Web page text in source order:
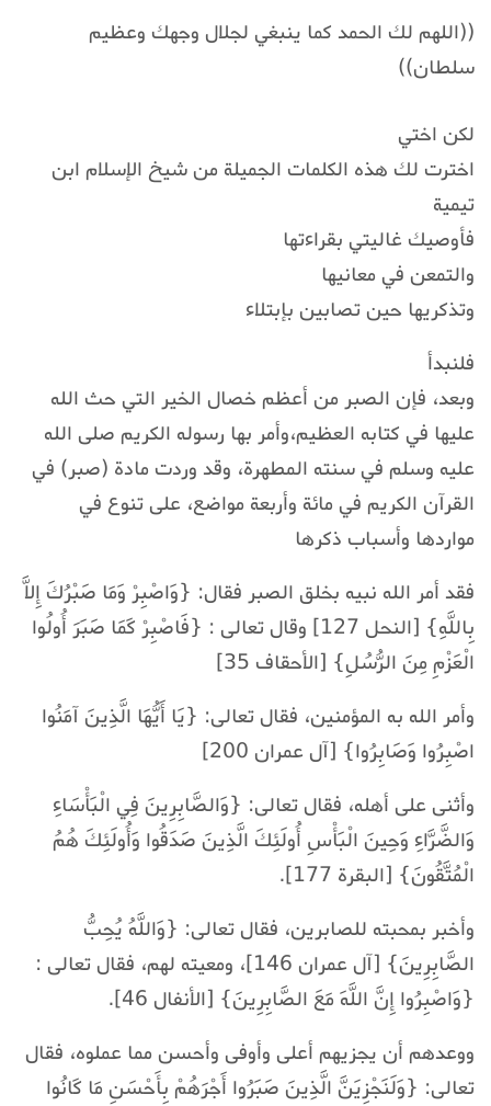
((اللهم لك الحمد كما ينبغي لجلال وجهك وعظيم
سلطان))
لكن اختي
اخترت لك هذه الكلمات الجميلة من شيخ الإسلام ابن
تيمية
فأوصيك غاليتي بقراءتها
والتمعن في معانيها
وتذكريها حين تصابين بإبتلاء
فلنبدأ
وبعد، فإن الصبر من أعظم خصال الخير التي حث الله
عليها في كتابه العظيم،وأمر بها رسوله الكريم صلى الله
عليه وسلم في سنته المطهرة، وقد وردت مادة (صبر) في
القرآن الكريم في مائة وأربعة مواضع، على تنوع في
مواردها وأسباب ذكرها
فقد أمر الله نبيه بخلق الصبر فقال: {وَاصْبِرْ وَمَا صَبْرُكَ إِلاَّ
بِاللَّهِ} [النحل 127] وقال تعالى : {فَاصْبِرْ كَمَا صَبَرَ أُولُوا
الْعَزْمِ مِنَ الرُّسُلِ} [الأحقاف 35]
وأمر الله به المؤمنين، فقال تعالى: {يَا أَيُّهَا الَّذِينَ آمَنُوا
اصْبِرُوا وَصَابِرُوا} [آل عمران 200]
وأثنى على أهله، فقال تعالى: {وَالصَّابِرِينَ فِي الْبَأْسَاءِ
وَالضَّرَّاءِ وَحِينَ الْبَأْسِ أُولَئِكَ الَّذِينَ صَدَقُوا وَأُولَئِكَ هُمُ
الْمُتَّقُونَ} [البقرة 177].
وأخبر بمحبته للصابرين، فقال تعالى: {وَاللَّهُ يُحِبُّ
الصَّابِرِينَ} [آل عمران 146]، ومعيته لهم، فقال تعالى :
{وَاصْبِرُوا إِنَّ اللَّهَ مَعَ الصَّابِرِينَ} [الأنفال 46].
ووعدهم أن يجزيهم أعلى وأوفى وأحسن مما عملوه، فقال
تعالى: {وَلَنَجْزِيَنَّ الَّذِينَ صَبَرُوا أَجْرَهُمْ بِأَحْسَنِ مَا كَانُوا